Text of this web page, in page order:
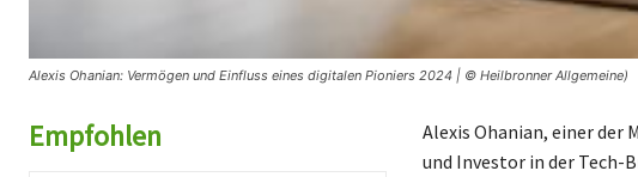
Alexis Ohanian: Vermögen und Einfluss eines digitalen Pioniers 2024 | © Heilbronner Allgemeine)
Empfohlen
Alexis Ohanian, einer der
und Investor in der Tech-